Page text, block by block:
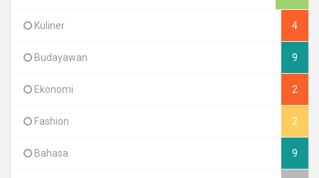
Kuliner 4
Budayawan 9
Ekonomi 2
Fashion 2
Bahasa 9